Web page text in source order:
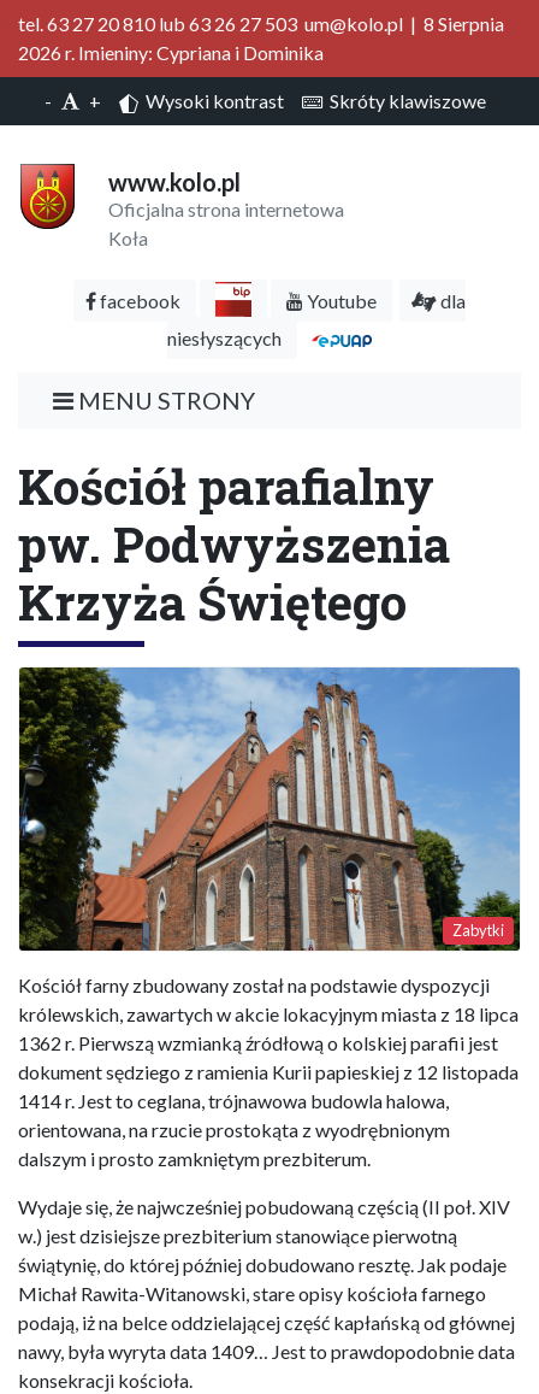
tel. 63 27 20 810 lub 63 26 27 503 um@kolo.pl | 8 Sierpnia
2026 r. Imieniny: Cypriana i Dominika
- + Wysoki kontrast Skróty klawiszowe
www.kolo.pl
Oficjalna strona internetowa
Koła
facebook Youtube
dla
niesłyszących
MENU STRONY
Kościół parafialny
pw. Podwyższenia
Krzyża Świętego
Zabytki
Kościół farny zbudowany został na podstawie dyspozycji
królewskich, zawartych w akcie lokacyjnym miasta z 18 lipca
1362 r. Pierwszą wzmianką źródłową o kolskiej parafii jest
dokument sędziego z ramienia Kurii papieskiej z 12 listopada
1414 r. Jest to ceglana, trójnawowa budowla halowa,
orientowana, na rzucie prostokąta z wyodrębnionym
dalszym i prosto zamkniętym prezbiterum.
Wydaje się, że najwcześniej pobudowaną częścią (II poł. XIV
w.) jest dzisiejsze prezbiterium stanowiące pierwotną
świątynię, do której później dobudowano resztę. Jak podaje
Michał Rawita-Witanowski, stare opisy kościoła farnego
podają, iż na belce oddzielającej część kapłańską od głównej
nawy, była wyryta data 1409… Jest to prawdopodobnie data
konsekracji kościoła.